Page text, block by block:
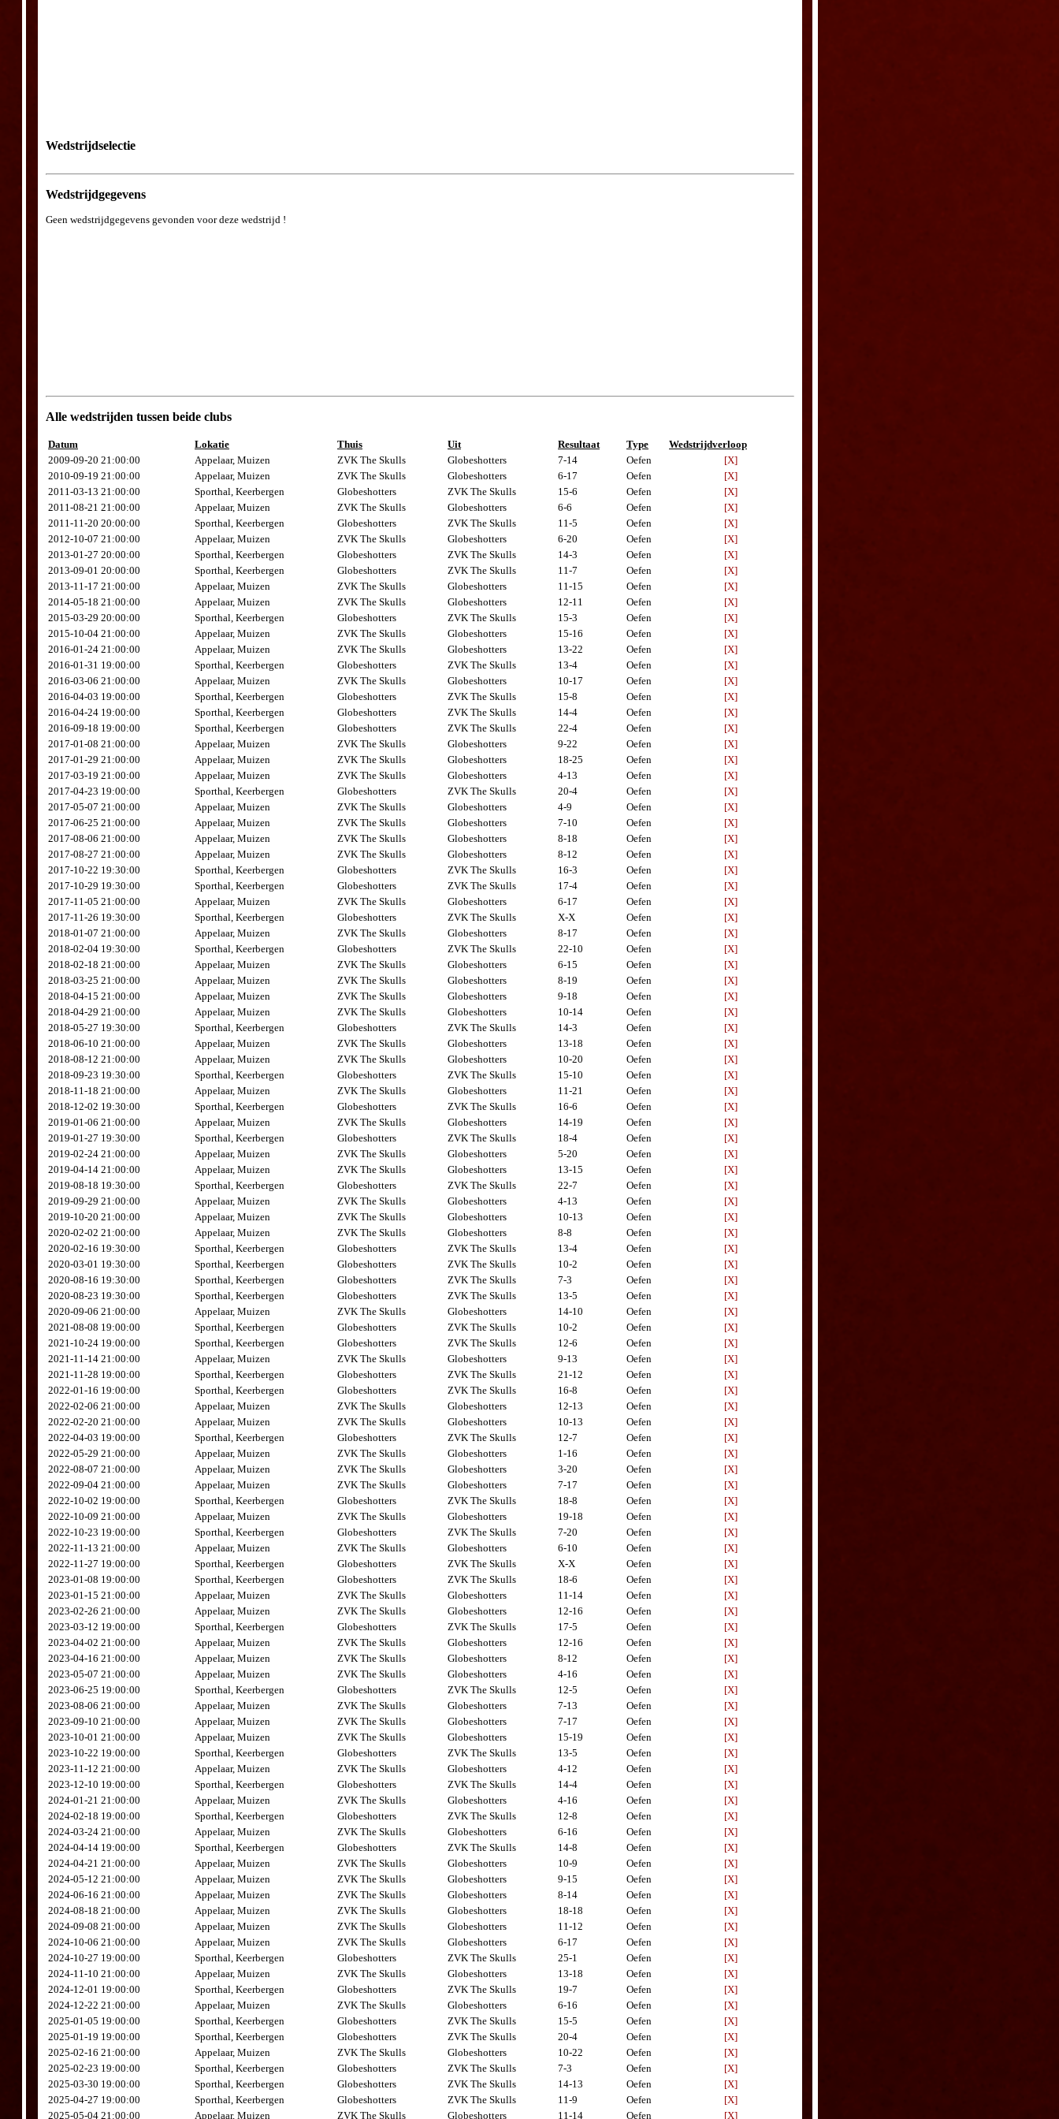
Wedstrijdselectie
Wedstrijdgegevens
Geen wedstrijdgegevens gevonden voor deze wedstrijd !
Alle wedstrijden tussen beide clubs
Datum Lokatie Thuis Uit Resultaat Type
Wedstrijdverloop
2009-09-20 21:00:00
Appelaar, Muizen ZVK The Skulls Globeshotters 7-14 Oefen
[X]
2010-09-19 21:00:00
Appelaar, Muizen ZVK The Skulls Globeshotters 6-17 Oefen
[X]
2011-03-13 21:00:00
Sporthal, Keerbergen Globeshotters ZVK The Skulls 15-6 Oefen
[X]
2011-08-21 21:00:00
Appelaar, Muizen ZVK The Skulls Globeshotters 6-6 Oefen
[X]
2011-11-20 20:00:00
Sporthal, Keerbergen Globeshotters ZVK The Skulls 11-5 Oefen
[X]
2012-10-07 21:00:00
Appelaar, Muizen ZVK The Skulls Globeshotters 6-20 Oefen
[X]
2013-01-27 20:00:00
Sporthal, Keerbergen Globeshotters ZVK The Skulls 14-3 Oefen
[X]
2013-09-01 20:00:00
Sporthal, Keerbergen Globeshotters ZVK The Skulls 11-7 Oefen
[X]
2013-11-17 21:00:00
Appelaar, Muizen ZVK The Skulls Globeshotters 11-15 Oefen
[X]
2014-05-18 21:00:00
Appelaar, Muizen ZVK The Skulls Globeshotters 12-11 Oefen
[X]
2015-03-29 20:00:00
Sporthal, Keerbergen Globeshotters ZVK The Skulls 15-3 Oefen
[X]
2015-10-04 21:00:00
Appelaar, Muizen ZVK The Skulls Globeshotters 15-16 Oefen
[X]
2016-01-24 21:00:00
Appelaar, Muizen ZVK The Skulls Globeshotters 13-22 Oefen
[X]
2016-01-31 19:00:00
Sporthal, Keerbergen Globeshotters ZVK The Skulls 13-4 Oefen
[X]
2016-03-06 21:00:00
Appelaar, Muizen ZVK The Skulls Globeshotters 10-17 Oefen
[X]
2016-04-03 19:00:00
Sporthal, Keerbergen Globeshotters ZVK The Skulls 15-8 Oefen
[X]
2016-04-24 19:00:00
Sporthal, Keerbergen Globeshotters ZVK The Skulls 14-4 Oefen
[X]
2016-09-18 19:00:00
Sporthal, Keerbergen Globeshotters ZVK The Skulls 22-4 Oefen
[X]
2017-01-08 21:00:00
Appelaar, Muizen ZVK The Skulls Globeshotters 9-22 Oefen
[X]
2017-01-29 21:00:00
Appelaar, Muizen ZVK The Skulls Globeshotters 18-25 Oefen
[X]
2017-03-19 21:00:00
Appelaar, Muizen ZVK The Skulls Globeshotters 4-13 Oefen
[X]
2017-04-23 19:00:00
Sporthal, Keerbergen Globeshotters ZVK The Skulls 20-4 Oefen
[X]
2017-05-07 21:00:00
Appelaar, Muizen ZVK The Skulls Globeshotters 4-9 Oefen
[X]
2017-06-25 21:00:00
Appelaar, Muizen ZVK The Skulls Globeshotters 7-10 Oefen
[X]
2017-08-06 21:00:00
Appelaar, Muizen ZVK The Skulls Globeshotters 8-18 Oefen
[X]
2017-08-27 21:00:00
Appelaar, Muizen ZVK The Skulls Globeshotters 8-12 Oefen
[X]
2017-10-22 19:30:00
Sporthal, Keerbergen Globeshotters ZVK The Skulls 16-3 Oefen
[X]
2017-10-29 19:30:00
Sporthal, Keerbergen Globeshotters ZVK The Skulls 17-4 Oefen
[X]
2017-11-05 21:00:00
Appelaar, Muizen ZVK The Skulls Globeshotters 6-17 Oefen
[X]
2017-11-26 19:30:00
Sporthal, Keerbergen Globeshotters ZVK The Skulls X-X Oefen
[X]
2018-01-07 21:00:00
Appelaar, Muizen ZVK The Skulls Globeshotters 8-17 Oefen
[X]
2018-02-04 19:30:00
Sporthal, Keerbergen Globeshotters ZVK The Skulls 22-10 Oefen
[X]
2018-02-18 21:00:00
Appelaar, Muizen ZVK The Skulls Globeshotters 6-15 Oefen
[X]
2018-03-25 21:00:00
Appelaar, Muizen ZVK The Skulls Globeshotters 8-19 Oefen
[X]
2018-04-15 21:00:00
Appelaar, Muizen ZVK The Skulls Globeshotters 9-18 Oefen
[X]
2018-04-29 21:00:00
Appelaar, Muizen ZVK The Skulls Globeshotters 10-14 Oefen
[X]
2018-05-27 19:30:00
Sporthal, Keerbergen Globeshotters ZVK The Skulls 14-3 Oefen
[X]
2018-06-10 21:00:00
Appelaar, Muizen ZVK The Skulls Globeshotters 13-18 Oefen
[X]
2018-08-12 21:00:00
Appelaar, Muizen ZVK The Skulls Globeshotters 10-20 Oefen
[X]
2018-09-23 19:30:00
Sporthal, Keerbergen Globeshotters ZVK The Skulls 15-10 Oefen
[X]
2018-11-18 21:00:00
Appelaar, Muizen ZVK The Skulls Globeshotters 11-21 Oefen
[X]
2018-12-02 19:30:00
Sporthal, Keerbergen Globeshotters ZVK The Skulls 16-6 Oefen
[X]
2019-01-06 21:00:00
Appelaar, Muizen ZVK The Skulls Globeshotters 14-19 Oefen
[X]
2019-01-27 19:30:00
Sporthal, Keerbergen Globeshotters ZVK The Skulls 18-4 Oefen
[X]
2019-02-24 21:00:00
Appelaar, Muizen ZVK The Skulls Globeshotters 5-20 Oefen
[X]
2019-04-14 21:00:00
Appelaar, Muizen ZVK The Skulls Globeshotters 13-15 Oefen
[X]
2019-08-18 19:30:00
Sporthal, Keerbergen Globeshotters ZVK The Skulls 22-7 Oefen
[X]
2019-09-29 21:00:00
Appelaar, Muizen ZVK The Skulls Globeshotters 4-13 Oefen
[X]
2019-10-20 21:00:00
Appelaar, Muizen ZVK The Skulls Globeshotters 10-13 Oefen
[X]
2020-02-02 21:00:00
Appelaar, Muizen ZVK The Skulls Globeshotters 8-8 Oefen
[X]
2020-02-16 19:30:00
Sporthal, Keerbergen Globeshotters ZVK The Skulls 13-4 Oefen
[X]
2020-03-01 19:30:00
Sporthal, Keerbergen Globeshotters ZVK The Skulls 10-2 Oefen
[X]
2020-08-16 19:30:00
Sporthal, Keerbergen Globeshotters ZVK The Skulls 7-3 Oefen
[X]
2020-08-23 19:30:00
Sporthal, Keerbergen Globeshotters ZVK The Skulls 13-5 Oefen
[X]
2020-09-06 21:00:00
Appelaar, Muizen ZVK The Skulls Globeshotters 14-10 Oefen
[X]
2021-08-08 19:00:00
Sporthal, Keerbergen Globeshotters ZVK The Skulls 10-2 Oefen
[X]
2021-10-24 19:00:00
Sporthal, Keerbergen Globeshotters ZVK The Skulls 12-6 Oefen
[X]
2021-11-14 21:00:00
Appelaar, Muizen ZVK The Skulls Globeshotters 9-13 Oefen
[X]
2021-11-28 19:00:00
Sporthal, Keerbergen Globeshotters ZVK The Skulls 21-12 Oefen
[X]
2022-01-16 19:00:00
Sporthal, Keerbergen Globeshotters ZVK The Skulls 16-8 Oefen
[X]
2022-02-06 21:00:00
Appelaar, Muizen ZVK The Skulls Globeshotters 12-13 Oefen
[X]
2022-02-20 21:00:00
Appelaar, Muizen ZVK The Skulls Globeshotters 10-13 Oefen
[X]
2022-04-03 19:00:00
Sporthal, Keerbergen Globeshotters ZVK The Skulls 12-7 Oefen
[X]
2022-05-29 21:00:00
Appelaar, Muizen ZVK The Skulls Globeshotters 1-16 Oefen
[X]
2022-08-07 21:00:00
Appelaar, Muizen ZVK The Skulls Globeshotters 3-20 Oefen
[X]
2022-09-04 21:00:00
Appelaar, Muizen ZVK The Skulls Globeshotters 7-17 Oefen
[X]
2022-10-02 19:00:00
Sporthal, Keerbergen Globeshotters ZVK The Skulls 18-8 Oefen
[X]
2022-10-09 21:00:00
Appelaar, Muizen ZVK The Skulls Globeshotters 19-18 Oefen
[X]
2022-10-23 19:00:00
Sporthal, Keerbergen Globeshotters ZVK The Skulls 7-20 Oefen
[X]
2022-11-13 21:00:00
Appelaar, Muizen ZVK The Skulls Globeshotters 6-10 Oefen
[X]
2022-11-27 19:00:00
Sporthal, Keerbergen Globeshotters ZVK The Skulls X-X Oefen
[X]
2023-01-08 19:00:00
Sporthal, Keerbergen Globeshotters ZVK The Skulls 18-6 Oefen
[X]
2023-01-15 21:00:00
Appelaar, Muizen ZVK The Skulls Globeshotters 11-14 Oefen
[X]
2023-02-26 21:00:00
Appelaar, Muizen ZVK The Skulls Globeshotters 12-16 Oefen
[X]
2023-03-12 19:00:00
Sporthal, Keerbergen Globeshotters ZVK The Skulls 17-5 Oefen
[X]
2023-04-02 21:00:00
Appelaar, Muizen ZVK The Skulls Globeshotters 12-16 Oefen
[X]
2023-04-16 21:00:00
Appelaar, Muizen ZVK The Skulls Globeshotters 8-12 Oefen
[X]
2023-05-07 21:00:00
Appelaar, Muizen ZVK The Skulls Globeshotters 4-16 Oefen
[X]
2023-06-25 19:00:00
Sporthal, Keerbergen Globeshotters ZVK The Skulls 12-5 Oefen
[X]
2023-08-06 21:00:00
Appelaar, Muizen ZVK The Skulls Globeshotters 7-13 Oefen
[X]
2023-09-10 21:00:00
Appelaar, Muizen ZVK The Skulls Globeshotters 7-17 Oefen
[X]
2023-10-01 21:00:00
Appelaar, Muizen ZVK The Skulls Globeshotters 15-19 Oefen
[X]
2023-10-22 19:00:00
Sporthal, Keerbergen Globeshotters ZVK The Skulls 13-5 Oefen
[X]
2023-11-12 21:00:00
Appelaar, Muizen ZVK The Skulls Globeshotters 4-12 Oefen
[X]
2023-12-10 19:00:00
Sporthal, Keerbergen Globeshotters ZVK The Skulls 14-4 Oefen
[X]
2024-01-21 21:00:00
Appelaar, Muizen ZVK The Skulls Globeshotters 4-16 Oefen
[X]
2024-02-18 19:00:00
Sporthal, Keerbergen Globeshotters ZVK The Skulls 12-8 Oefen
[X]
2024-03-24 21:00:00
Appelaar, Muizen ZVK The Skulls Globeshotters 6-16 Oefen
[X]
2024-04-14 19:00:00
Sporthal, Keerbergen Globeshotters ZVK The Skulls 14-8 Oefen
[X]
2024-04-21 21:00:00
Appelaar, Muizen ZVK The Skulls Globeshotters 10-9 Oefen
[X]
2024-05-12 21:00:00
Appelaar, Muizen ZVK The Skulls Globeshotters 9-15 Oefen
[X]
2024-06-16 21:00:00
Appelaar, Muizen ZVK The Skulls Globeshotters 8-14 Oefen
[X]
2024-08-18 21:00:00
Appelaar, Muizen ZVK The Skulls Globeshotters 18-18 Oefen
[X]
2024-09-08 21:00:00
Appelaar, Muizen ZVK The Skulls Globeshotters 11-12 Oefen
[X]
2024-10-06 21:00:00
Appelaar, Muizen ZVK The Skulls Globeshotters 6-17 Oefen
[X]
2024-10-27 19:00:00
Sporthal, Keerbergen Globeshotters ZVK The Skulls 25-1 Oefen
[X]
2024-11-10 21:00:00
Appelaar, Muizen ZVK The Skulls Globeshotters 13-18 Oefen
[X]
2024-12-01 19:00:00
Sporthal, Keerbergen Globeshotters ZVK The Skulls 19-7 Oefen
[X]
2024-12-22 21:00:00
Appelaar, Muizen ZVK The Skulls Globeshotters 6-16 Oefen
[X]
2025-01-05 19:00:00
Sporthal, Keerbergen Globeshotters ZVK The Skulls 15-5 Oefen
[X]
2025-01-19 19:00:00
Sporthal, Keerbergen Globeshotters ZVK The Skulls 20-4 Oefen
[X]
2025-02-16 21:00:00
Appelaar, Muizen ZVK The Skulls Globeshotters 10-22 Oefen
[X]
2025-02-23 19:00:00
Sporthal, Keerbergen Globeshotters ZVK The Skulls 7-3 Oefen
[X]
2025-03-30 19:00:00
Sporthal, Keerbergen Globeshotters ZVK The Skulls 14-13 Oefen
[X]
2025-04-27 19:00:00
Sporthal, Keerbergen Globeshotters ZVK The Skulls 11-9 Oefen
[X]
2025-05-04 21:00:00
Appelaar, Muizen ZVK The Skulls Globeshotters 11-14 Oefen [X]